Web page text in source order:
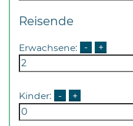
Reisende
Erwachsene: - +
Kinder: - +